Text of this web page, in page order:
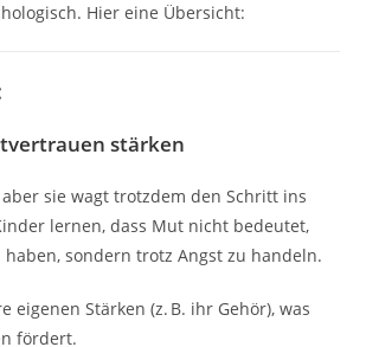
Hier eine Übersicht:
stärken
sie wagt trotzdem den Schritt ins
lernen, dass Mut nicht bedeutet,
haben, sondern trotz Angst zu handeln.
eigenen Stärken (z. B. ihr Gehör), was
fördert.